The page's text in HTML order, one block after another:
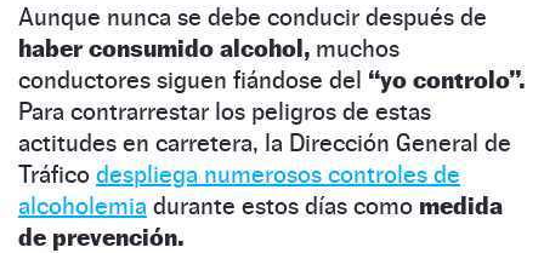
Aunque nunca se debe conducir después de
haber consumido alcohol, muchos
conductores siguen fiándose del “yo controlo”.
Para contrarrestar los peligros de estas
actitudes en carretera, la Dirección General de
Tráfico despliega numerosos controles de
alcoholemia durante estos días como medida
de prevención.